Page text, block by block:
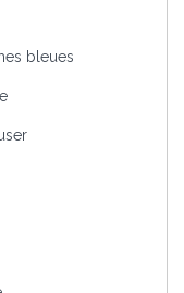
bleues